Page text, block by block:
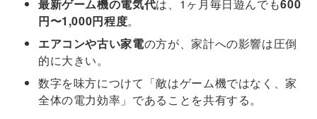
最新ゲーム機の電気代は、1ヶ月毎日遊んでも600
円〜1,000円程度。
エアコンや古い家電の方が、家計への影響は圧倒
的に大きい。
数字を味方につけて「敵はゲーム機ではなく、家
全体の電力効率」であることを共有する。